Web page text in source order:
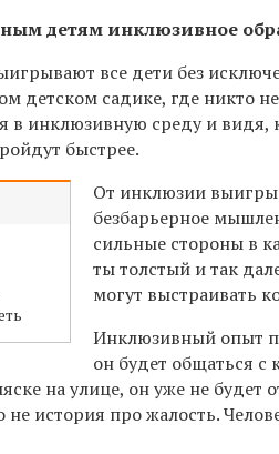
детям инклюзивное
все дети без
детском садике, где никто
в инклюзивную среду и видя,
быстрее.
От инклюзии
безбарьерное
сильные стороны в
ты толстый и так
могут выстраивать
Инклюзивный опыт
он будет общаться с
на улице, он уже не будет
история про жалость.